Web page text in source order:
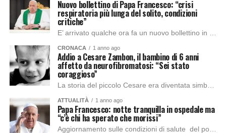
Nuovo bollettino di Papa Francesco: “crisi
respiratoria più lunga del solito, condizioni
critiche”
CRONACA 1 anno ago
Addio a Cesare Zambon, il bambino di 6 anni
affetto da neurofibromatosi: “Sei stato
coraggioso”
ATTUALITÀ 1 anno ago
Papa Francesco: notte tranquilla in ospedale ma
“c’è chi ha sperato che morissi”